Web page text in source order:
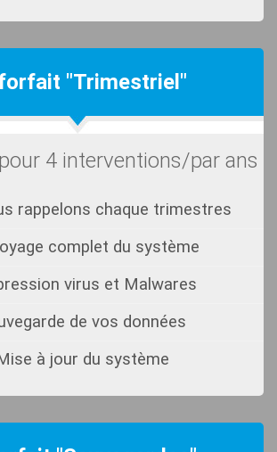
"Trimestriel"
pour 4 interventions/par ans
rappelons chaque trimestres
complet du système
virus et Malwares
de vos données
à jour du système